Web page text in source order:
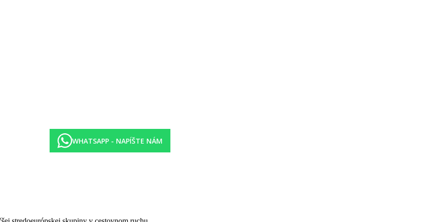
cez miestnu komunikáciu.
verejná pláž Flic en Flac (vzdialenosť cca 2 km)
hlavnej reštaurácii
k dispozícii 11.00-23.00
WHATSAPP - NAPÍŠTE NÁM